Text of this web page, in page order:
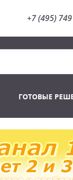
+7 (495)
Лампы
ГОТОВЫЕ